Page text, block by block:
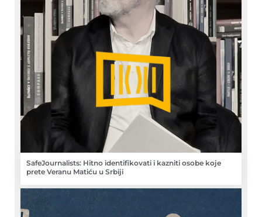
SafeJournalists: Hitno identifikovati i kazniti osobe koje
prete Veranu Matiću u Srbiji